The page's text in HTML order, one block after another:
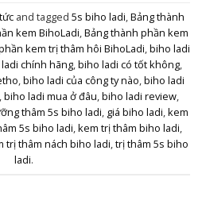
and tagged 5s biho ladi,Bảng thành
kem BihoLadi,Bảng thành phần kem
kem trị thâm hôi BihoLadi,biho ladi
chính hãng,biho ladi có tốt không,
,biho ladi của công ty nào,biho ladi
,biho ladi mua ở đâu,biho ladi review,
thâm 5s biho ladi, giá biho ladi,kem
5s biho ladi,kem trị thâm biho ladi,
trị thâm nách biho ladi,trị thâm 5s biho
ladi.